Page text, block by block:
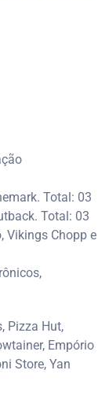
Total: 03
Total: 03
Vikings Chopp e
Pizza Hut,
Empório
Store, Yan